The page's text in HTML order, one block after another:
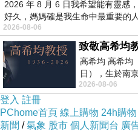
2026 年 8 月 6 日我希望能有靈感
好久，媽媽確是我生命中最重要的
2026-08-06
致敬高希均
高希均 高希均
日），生於南
赴美深造並取
2026-08-06
登入 註冊
PChome首頁 線上購物 24h購物
新聞 /氣象 股市 個人新聞台 廣